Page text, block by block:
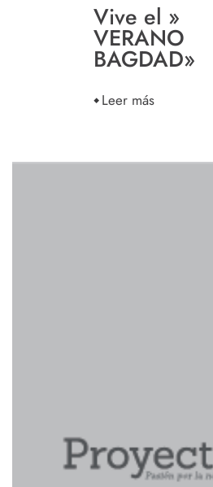
Vive el »
VERANO
BAGDAD»
Leer más